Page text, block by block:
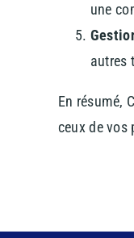
une
autres
En résumé,
ceux de vos